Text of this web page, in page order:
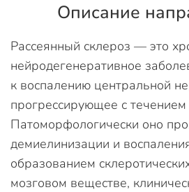
Описание
Рассеянный склероз — это
нейродегенеративное
к воспалению центральной
прогрессирующее с
Патоморфологически оно
демиелинизации и
образованием
мозговом веществе,